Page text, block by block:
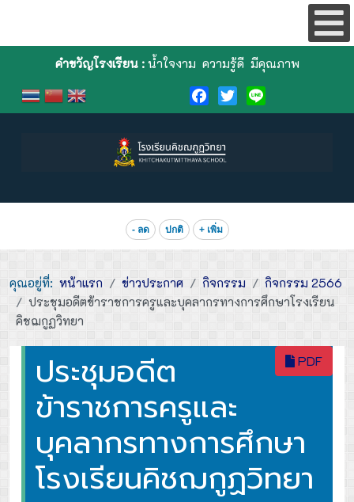
คำขวัญโรงเรียน :น้ำใจงาม ความรู้ดี มีคุณภาพ
Facebook
TwitterLine
- ลด ปกติ + เพิ่ม
คุณอยู่ที่: หน้าแรก ข่าวประกาศ กิจกรรม
กิจกรรม 2566
ประชุมอดีตข้าราชการครูและบุคลากรทางการศึกษาโรงเรียน
คิชฌกูฏวิทยา
PDF
ประชุมอดีต
ข้าราชการครูและ
บุคลากรทางการศึกษา
โรงเรียนคิชฌกูฏวิทยา